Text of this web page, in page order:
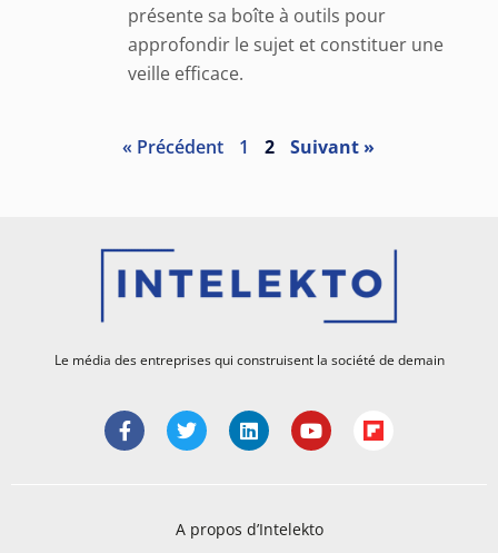
présente sa boîte à outils pour
approfondir le sujet et constituer une
veille efficace.
« Précédent 1 2 Suivant »
Le média des entreprises qui construisent la société de demain
A propos d’Intelekto